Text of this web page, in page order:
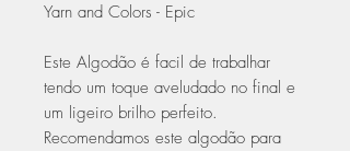
Yarn and Colors - Epic
Este Algodão é facil de trabalhar
tendo um toque aveludado no final e
um ligeiro brilho perfeito.
Recomendamos este algodão para